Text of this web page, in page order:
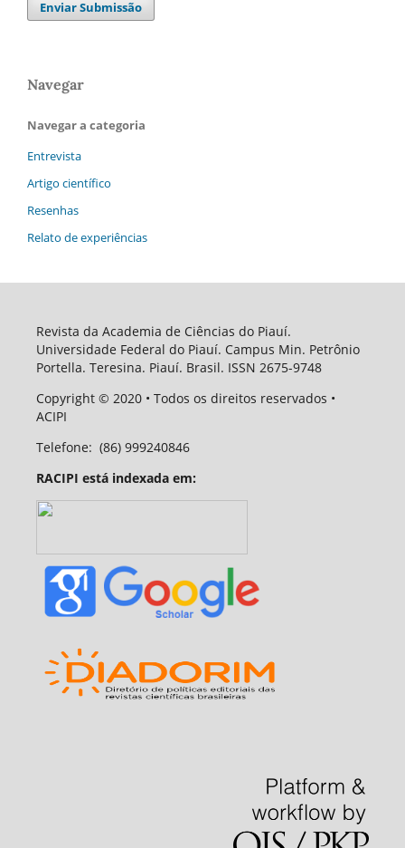
Enviar Submissão
Navegar
Navegar a categoria
Entrevista
Artigo científico
Resenhas
Relato de experiências
Revista da Academia de Ciências do Piauí.
Universidade Federal do Piauí. Campus Min. Petrônio
Portella. Teresina. Piauí. Brasil. ISSN 2675-9748
Copyright © 2020 • Todos os direitos reservados •
ACIPI
Telefone: (86) 999240846
RACIPI está indexada em: